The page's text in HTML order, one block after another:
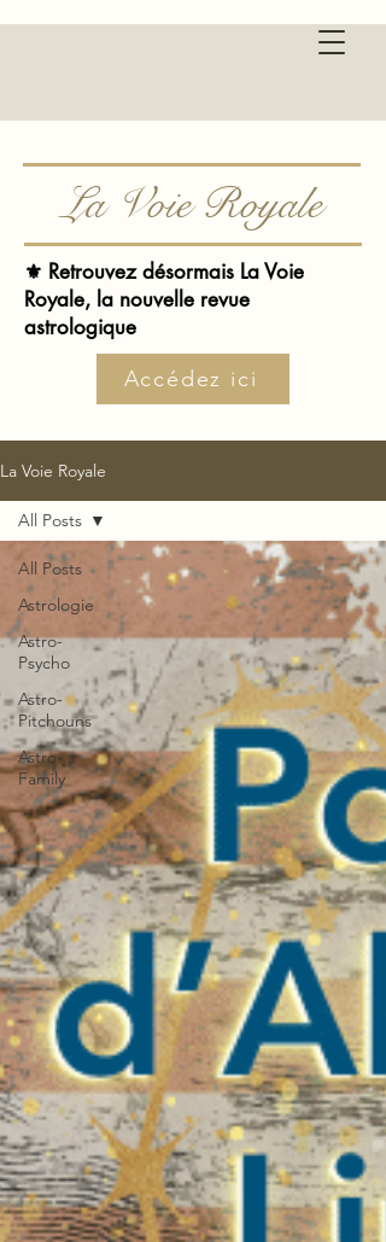
La Voie Royale
⚜️ Retrouvez désormais La Voie
Royale, la nouvelle revue
astrologique
Accédez ici
La Voie Royale
All Posts
Astrologie
Astro-
Psycho
Astro-
Pitchouns
Astro-
Family
All Posts